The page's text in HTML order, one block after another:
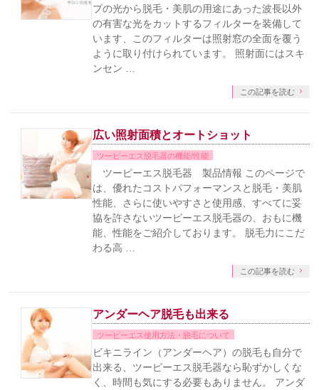
プの光から脱毛・美肌の用途にあった波長以外
の有害な光をカットするフィルターを装備して
います、このフィルターは照射窓の全面を覆う
ように取り付けられています。 照射面にはスキ
ンセン …
この記事を読む
広い照射面積とオートショット
ツーピーエス脱毛器の機能/性能
ツーピーエス脱毛器 製品情報 このページで
は、優れたコストパフォーマンスと脱毛・美肌
性能、さらに使いやすさと使用感、すべてに妥
協を許さないツーピーエス脱毛器の、おもに機
能、性能をご紹介しております。 脱毛力にこだ
わる高 …
この記事を読む
アンダーヘア脱毛も出来る
ツーピーエス使用方法・脱毛について
ビキニライン（アンダーヘア）の脱毛も自分で
出来る、ツーピーエス脱毛器なら恥ずかしくな
く、時間も気にする必要もありません。 アンダ